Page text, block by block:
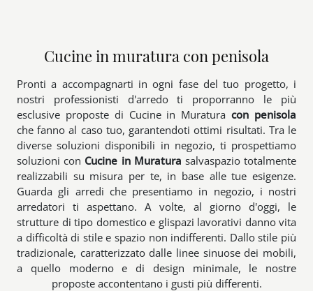
Cucine in muratura con penisola
Pronti a accompagnarti in ogni fase del tuo progetto, i
nostri professionisti d'arredo ti proporranno le più
esclusive proposte di Cucine in Muraturacon penisola
che fanno al caso tuo, garantendoti ottimi risultati. Tra le
diverse soluzioni disponibili in negozio, ti prospettiamo
soluzioni con Cucine in Muratura salvaspazio totalmente
realizzabili su misura per te, in base alle tue esigenze.
Guarda gli arredi che presentiamo in negozio, i nostri
arredatori ti aspettano. A volte, al giorno d'oggi, le
strutture di tipo domestico e glispazi lavorativi danno vita
a difficoltà di stile e spazio non indifferenti. Dallo stile più
tradizionale, caratterizzato dalle linee sinuose dei mobili,
a quello moderno e di design minimale, le nostre
proposte accontentano i gusti più differenti.